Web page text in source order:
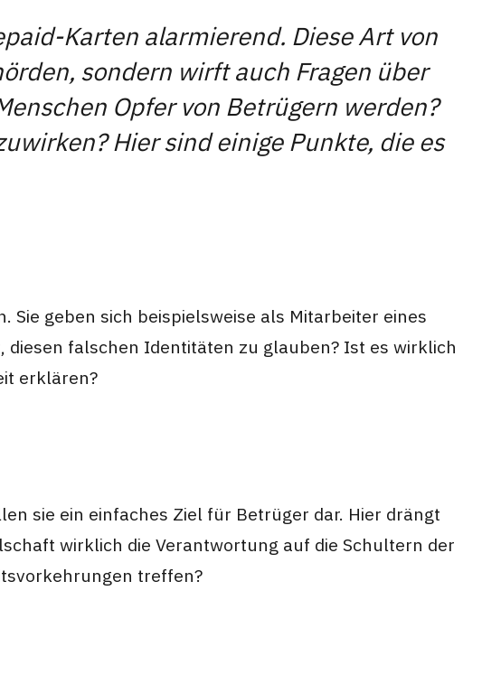
Karten alarmierend. Diese Art von
sondern wirft auch Fragen über
Opfer von Betrügern werden?
Hier sind einige Punkte, die es
geben sich beispielsweise als Mitarbeiter eines
falschen Identitäten zu glauben? Ist es wirklich
erklären?
sie ein einfaches Ziel für Betrüger dar. Hier drängt
wirklich die Verantwortung auf die Schultern der
treffen?